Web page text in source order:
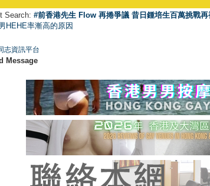
Search: #前香港先生 Flow 再捲爭議 昔日鍾培生百萬挑戰
HEHE率漸高的原因
志資訊平台
Message